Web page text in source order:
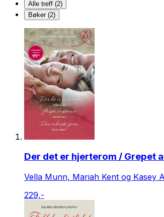
Alle treff (2)
Bøker (2)
Der det er hjerterom / Grepet
Vella Munn, Mariah Kent og Kasey
229,-